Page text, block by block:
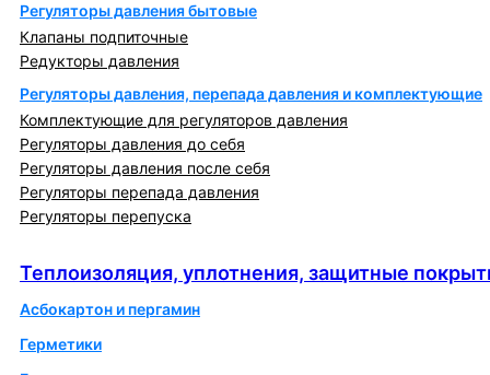
Регуляторы давления бытовые
Клапаны подпиточные
Редукторы давления
Регуляторы давления, перепада давления и комплектующие
Комплектующие для регуляторов давления
Регуляторы давления до себя
Регуляторы давления после себя
Регуляторы перепада давления
Регуляторы перепуска
Теплоизоляция, уплотнения, защитные
Асбокартон и пергамин
Герметики